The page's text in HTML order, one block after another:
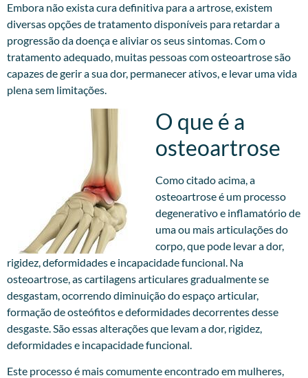
Embora não exista cura definitiva para a artrose, existem
diversas opções de tratamento disponíveis para retardar a
progressão da doença e aliviar os seus sintomas. Com o
tratamento adequado, muitas pessoas com osteoartrose são
capazes de gerir a sua dor, permanecer ativos, e levar uma vida
plena sem limitações.
O que é a
osteoartrose
Como citado acima, a
osteoartrose é um processo
degenerativo e inflamatório de
uma ou mais articulações do
corpo, que pode levar a dor,
rigidez, deformidades e incapacidade funcional. Na
osteoartrose, as cartilagens articulares gradualmente se
desgastam, ocorrendo diminuição do espaço articular,
formação de osteófitos e deformidades decorrentes desse
desgaste. São essas alterações que levam a dor, rigidez,
deformidades e incapacidade funcional.
Este processo é mais comumente encontrado em mulheres,